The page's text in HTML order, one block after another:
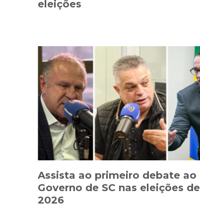
eleições
Assista ao primeiro debate ao
Governo de SC nas eleições de
2026